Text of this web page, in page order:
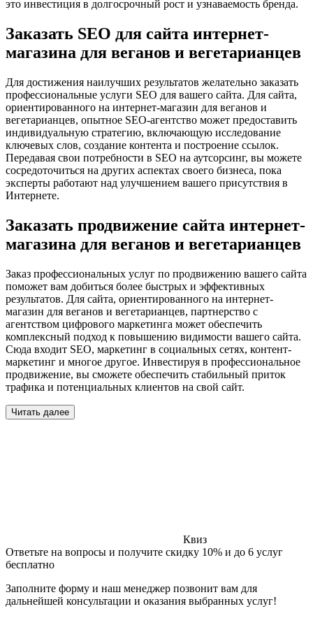
это инвестиция в долгосрочный рост и узнаваемость бренда.
Заказать SEO для сайта интернет-
магазина для веганов и вегетарианцев
Для достижения наилучших результатов желательно заказать
профессиональные услуги SEO для вашего сайта. Для сайта,
ориентированного на интернет-магазин для веганов и
вегетарианцев, опытное SEO-агентство может предоставить
индивидуальную стратегию, включающую исследование
ключевых слов, создание контента и построение ссылок.
Передавая свои потребности в SEO на аутсорсинг, вы можете
сосредоточиться на других аспектах своего бизнеса, пока
эксперты работают над улучшением вашего присутствия в
Интернете.
Заказать продвижение сайта интернет-
магазина для веганов и вегетарианцев
Заказ профессиональных услуг по продвижению вашего сайта
поможет вам добиться более быстрых и эффективных
результатов. Для сайта, ориентированного на интернет-
магазин для веганов и вегетарианцев, партнерство с
агентством цифрового маркетинга может обеспечить
комплексный подход к повышению видимости вашего сайта.
Сюда входит SEO, маркетинг в социальных сетях, контент-
маркетинг и многое другое. Инвестируя в профессиональное
продвижение, вы сможете обеспечить стабильный приток
трафика и потенциальных клиентов на свой сайт.
Читать далее
Квиз
Ответьте на вопросы и получите скидку 10% и до 6 услуг
бесплатно
Заполните форму и наш менеджер позвонит вам для
дальнейшей консультации и оказания выбранных услуг!